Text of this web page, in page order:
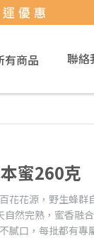
有商品 聯絡
蜜260克
花花源，野生蜂群
自然完熟，蜜香融
膩口，每批都有